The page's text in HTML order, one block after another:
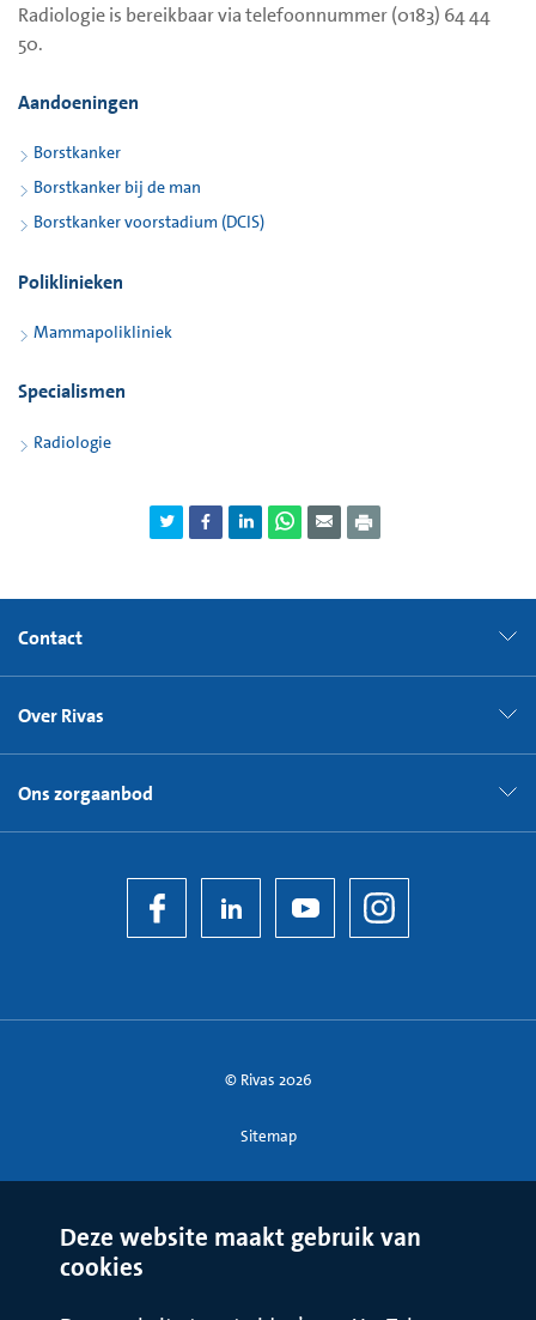
Radiologie is bereikbaar via telefoonnummer (0183) 64 44
50.
Aandoeningen
Borstkanker
Borstkanker bij de man
Borstkanker voorstadium (DCIS)
Poliklinieken
Mammapolikliniek
Specialismen
Radiologie
Contact
Over Rivas
Ons zorgaanbod
© Rivas 2026
Sitemap
Deze website maakt gebruik van
cookies